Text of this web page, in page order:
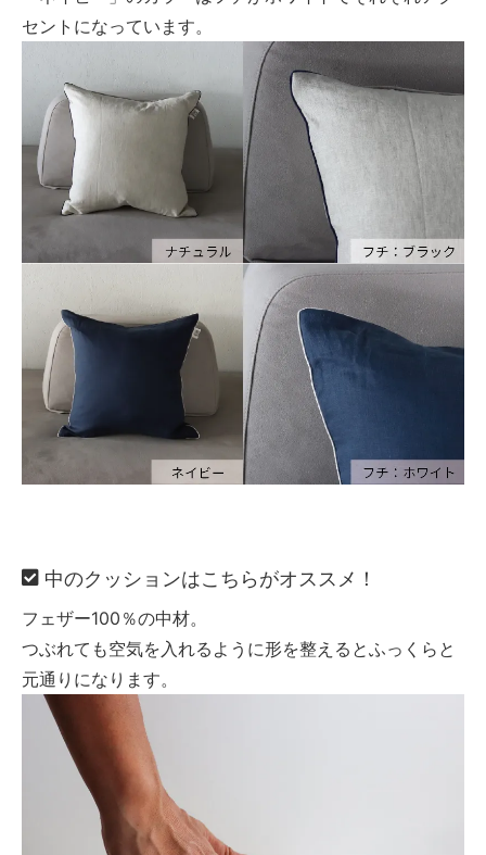
セントになっています。
中のクッションはこちらがオススメ！
フェザー100％の中材。
つぶれても空気を入れるように形を整えるとふっくらと
元通りになります。